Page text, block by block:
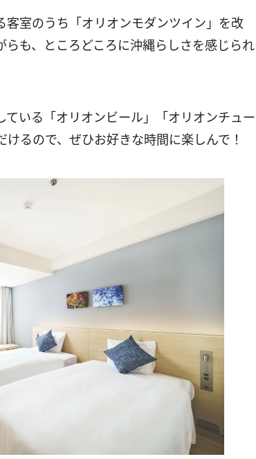
室のうち「オリオンモダンツイン」を改
も、ところどころに沖縄らしさを感じられ
いる「オリオンビール」「オリオンチュー
るので、ぜひお好きな時間に楽しんで！